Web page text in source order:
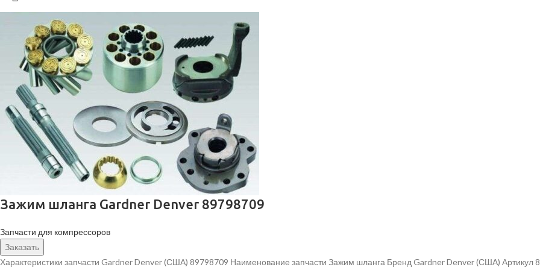
Зажим шланга Gardner Denver 89798709
Запчасти для компрессоров
Заказать
Характеристики запчасти Gardner Denver (США) 89798709 Наименование запчасти Зажим шланга Бренд Gardner Denver (США) Артикул